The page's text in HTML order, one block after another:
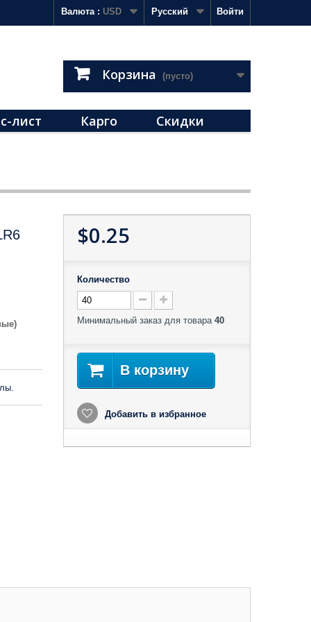
Войти
Русский
Валюта : USD
Корзина (пусто)
лист Карго Скидки
$0.25
Количество
Минимальный заказ для товара 40
В корзину
Добавить в избранное